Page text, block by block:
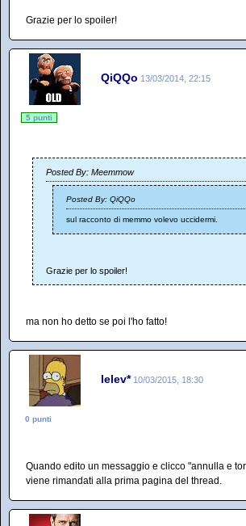
Grazie per lo spoiler!
QiQQo 13/03/2014, 22:15
5 punti
Posted By: Meemmow
Posted By: QiQQo
sul racconto di memmo volevo uccidermi.
Grazie per lo spoiler!
ma non ho detto se poi l'ho fatto!
lelev* 10/03/2015, 18:30
0 punti
Quando edito un messaggio e clicco "annulla e
viene rimandati alla prima pagina del thread.